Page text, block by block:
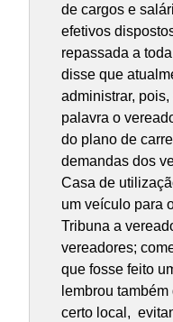
de cargos e
efetivos
repassada a
disse que
administrar,
palavra o
do plano de
demandas dos
Casa de
um veículo para
Tribuna a
vereadores;
que fosse feito
lembrou
certo local,